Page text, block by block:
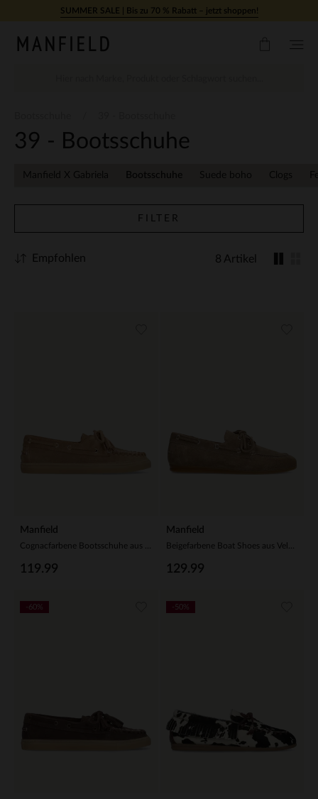
Zum Inhalt springenSUMMER SALE | Bis zu 70 % Rabatt – jetzt shoppen!
39 - Bootsschuhe
Manfield X Gabriela Bootsschuhe Suede boho Clogs
FILTER
8 Artikel
Empfohlen
Manfield
119.99
Manfield
129.99
-60% -50%